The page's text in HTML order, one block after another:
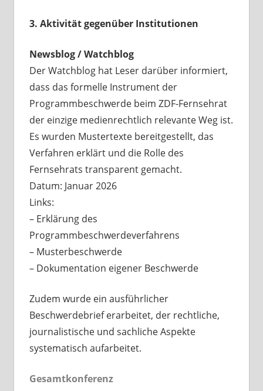
3. Aktivität gegenüber Institutionen
Newsblog / Watchblog
Der Watchblog hat Leser darüber informiert,
dass das formelle Instrument der
Programmbeschwerde beim ZDF-Fernsehrat
der einzige medienrechtlich relevante Weg ist.
Es wurden Mustertexte bereitgestellt, das
Verfahren erklärt und die Rolle des
Fernsehrats transparent gemacht.
Datum: Januar 2026
Links:
– Erklärung des
Programmbeschwerdeverfahrens
– Musterbeschwerde
– Dokumentation eigener Beschwerde
Zudem wurde ein ausführlicher
Beschwerdebrief erarbeitet, der rechtliche,
journalistische und sachliche Aspekte
systematisch aufarbeitet.
Gesamtkonferenz